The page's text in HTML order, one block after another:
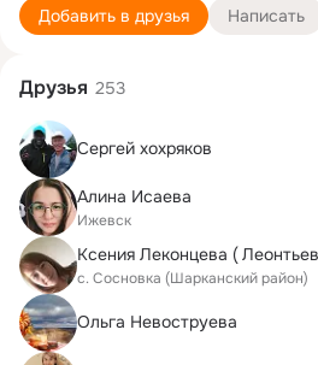
Добавить в друзья Написать
Друзья 253
Сергей хохряков
Алина Исаева
Ижевск
Ксения Леконцева (
с. Сосновка (Шарканский район)
Ольга Невоструева